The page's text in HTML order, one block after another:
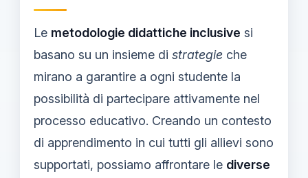
Le metodologie didattiche inclusive si
basano su un insieme di strategie che
mirano a garantire a ogni studente la
possibilità di partecipare attivamente nel
processo educativo. Creando un contesto
di apprendimento in cui tutti gli allievi sono
supportati, possiamo affrontare le diverse